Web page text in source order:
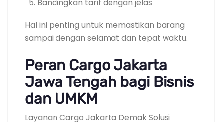
Bandingkan tarif dengan jelas
Hal ini penting untuk memastikan barang
sampai dengan selamat dan tepat waktu.
Peran Cargo Jakarta
Jawa Tengah bagi Bisnis
dan UMKM
Layanan Cargo Jakarta Demak Solusi